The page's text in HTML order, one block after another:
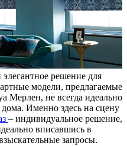
решение для
модели, предлагаемые
Мерлен, не всегда идеально
Именно здесь на сцену
– индивидуальное решение,
вписавшись в
запросы.